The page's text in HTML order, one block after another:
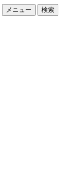
メニュー 検索